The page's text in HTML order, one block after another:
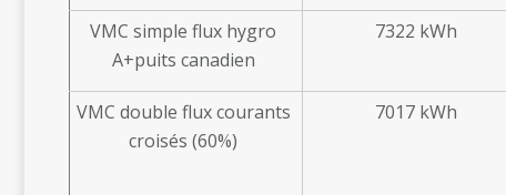
VMC simple flux hygro
A+puits canadien
7322 kWh
VMC double flux courants
croisés (60%)
7017 kWh